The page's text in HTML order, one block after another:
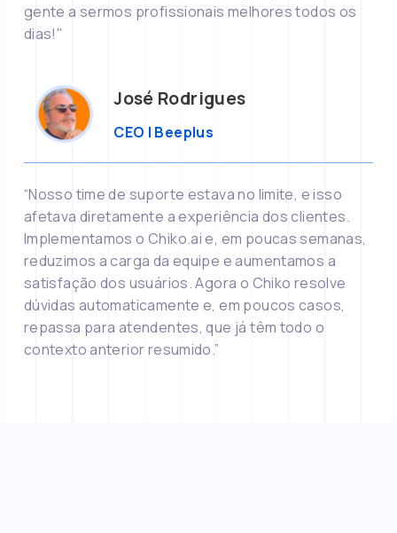
gente a sermos profissionais melhores todos os
dias!"
José Rodrigues
CEO | Beeplus
“Nosso time de suporte estava no limite, e isso
afetava diretamente a experiência dos clientes.
Implementamos o Chiko.ai e, em poucas semanas,
reduzimos a carga da equipe e aumentamos a
satisfação dos usuários. Agora o Chiko resolve
dúvidas automaticamente e, em poucos casos,
repassa para atendentes, que já têm todo o
contexto anterior resumido.”